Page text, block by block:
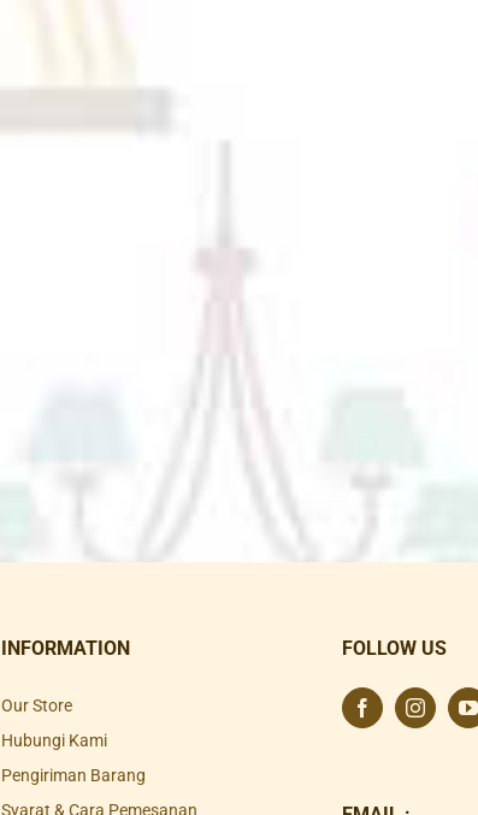
INFORMATION
Our Store
Hubungi Kami
Pengiriman Barang
Syarat & Cara Pemesanan
FOLLOW US